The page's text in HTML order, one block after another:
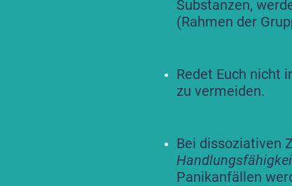
Substanzen,
(Rahmen der
Redet Euch nicht
zu vermeiden.
Bei dissoziativen
Panikanfällen